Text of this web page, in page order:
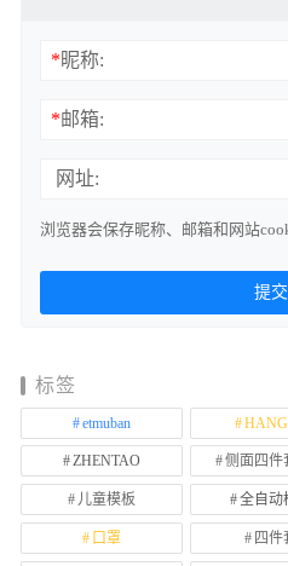
*昵称:
*邮箱:
网址:
浏览器会保存昵称、邮箱和网站
标签
etmuban
ZHENTAO 侧面四件
儿童模板 全自动
口罩 四件